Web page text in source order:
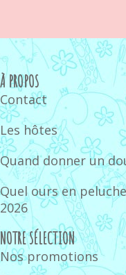
À PROPOS
Contact
Les hôtes
Quand donner un
Quel ours en
2026
NOTRE SÉLECTION
Nos promotions